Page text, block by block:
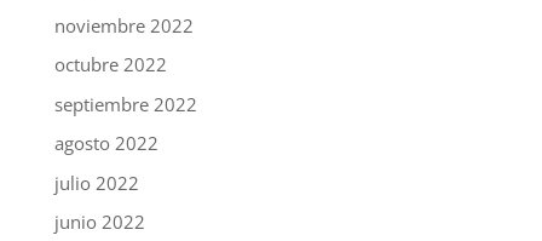
noviembre 2022
octubre 2022
septiembre 2022
agosto 2022
julio 2022
junio 2022